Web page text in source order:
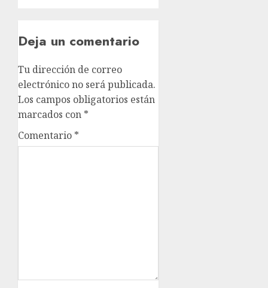
Deja un comentario
Tu dirección de correo
electrónico no será publicada.
Los campos obligatorios están
marcados con *
Comentario *